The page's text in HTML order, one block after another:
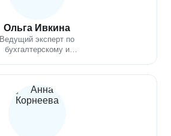
Ольга Ивкина
Ведущий эксперт по
бухгалтерскому и